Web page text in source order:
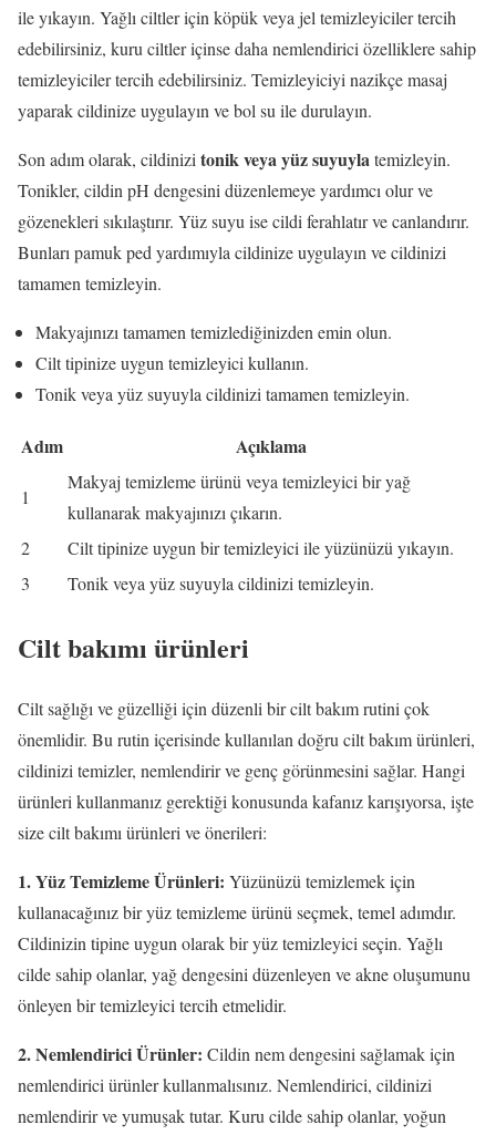
ile yıkayın. Yağlı ciltler için köpük veya jel temizleyiciler tercih
edebilirsiniz, kuru ciltler içinse daha nemlendirici özelliklere sahip
temizleyiciler tercih edebilirsiniz. Temizleyiciyi nazikçe masaj
yaparak cildinize uygulayın ve bol su ile durulayın.
Son adım olarak, cildinizi tonik veya yüz suyuylatemizleyin.
Tonikler, cildin pH dengesini düzenlemeye yardımcı olur ve
gözenekleri sıkılaştırır. Yüz suyu ise cildi ferahlatır ve canlandırır.
Bunları pamuk ped yardımıyla cildinize uygulayın ve cildinizi
tamamen temizleyin.
Makyajınızı tamamen temizlediğinizden emin olun.
Cilt tipinize uygun temizleyici kullanın.
Tonik veya yüz suyuyla cildinizi tamamen temizleyin.
Adım Açıklama
1
Makyaj temizleme ürünü veya temizleyici bir yağ
kullanarak makyajınızı çıkarın.
2
Cilt tipinize uygun bir temizleyici ile yüzünüzü yıkayın.
3
Tonik veya yüz suyuyla cildinizi temizleyin.
Cilt bakımı ürünleri
Cilt sağlığı ve güzelliği için düzenli bir cilt bakım rutini çok
önemlidir. Bu rutin içerisinde kullanılan doğru cilt bakım ürünleri,
cildinizi temizler, nemlendirir ve genç görünmesini sağlar. Hangi
ürünleri kullanmanız gerektiği konusunda kafanız karışıyorsa, işte
size cilt bakımı ürünleri ve önerileri:
1. Yüz Temizleme Ürünleri: Yüzünüzü temizlemek için
kullanacağınız bir yüz temizleme ürünü seçmek, temel adımdır.
Cildinizin tipine uygun olarak bir yüz temizleyici seçin. Yağlı
cilde sahip olanlar, yağ dengesini düzenleyen ve akne oluşumunu
önleyen bir temizleyici tercih etmelidir.
2. Nemlendirici Ürünler: Cildin nem dengesini sağlamak için
nemlendirici ürünler kullanmalısınız. Nemlendirici, cildinizi
nemlendirir ve yumuşak tutar. Kuru cilde sahip olanlar, yoğun